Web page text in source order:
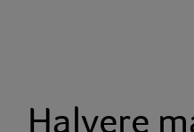
Halvere